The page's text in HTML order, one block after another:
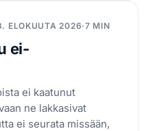
ELOKUUTA 2026·7 MIN
ei-
ei kaatunut
ne lakkasivat
ei seurata missään,